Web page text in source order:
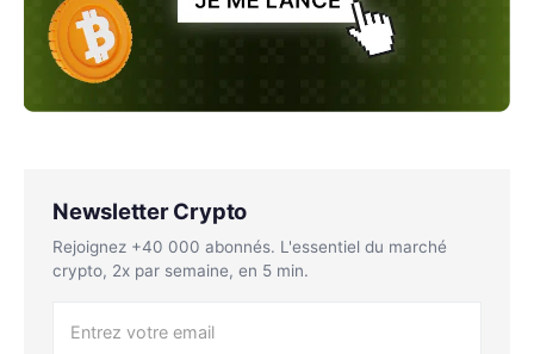
Newsletter Crypto
Rejoignez +40 000 abonnés. L'essentiel du marché
crypto, 2x par semaine, en 5 min.